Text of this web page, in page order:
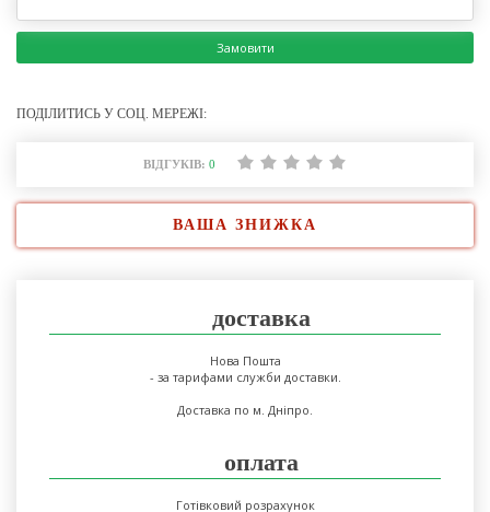
Замовити
ПОДІЛИТИСЬ У СОЦ. МЕРЕЖІ:
ВІДГУКІВ: 0
ВАША ЗНИЖКА
доставка
Нова Пошта
- за тарифами служби доставки.
Доставка по м. Дніпро.
оплата
Готівковий розрахунок